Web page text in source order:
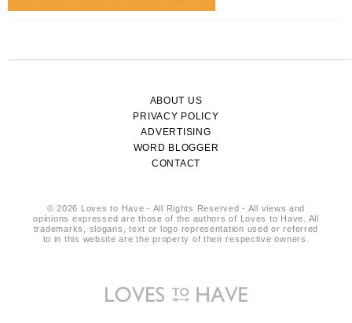
ABOUT US
PRIVACY POLICY
ADVERTISING
WORD BLOGGER
CONTACT
© 2026 Loves to Have - All Rights Reserved - All views and
opinions expressed are those of the authors of Loves to Have. All
trademarks, slogans, text or logo representation used or referred
to in this website are the property of their respective owners.